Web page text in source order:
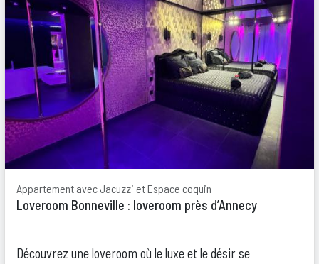
Appartement avec Jacuzzi et Espace coquin
Loveroom Bonneville : loveroom près d’Annecy
Découvrez une loveroom où le luxe et le désir se